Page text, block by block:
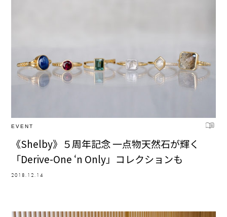
EVENT
《Shelby》５周年記念 一点物天然石が輝く
「Derive-One ‘n Only」コレクションも
2018.12.14